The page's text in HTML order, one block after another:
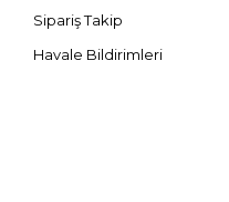
Sipariş Takip
Havale Bildirimleri